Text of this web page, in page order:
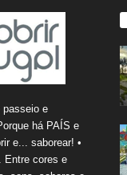
passeio e
há PAÍS e
e... saborear! •
Entre cores e